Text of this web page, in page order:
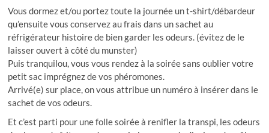
Vous dormez et/ou portez toute la journée un t-shirt/débardeur
qu’ensuite vous conservez au frais dans un sachet au
réfrigérateur histoire de bien garder les odeurs. (évitez de le
laisser ouvert à côté du munster)
Puis tranquilou, vous vous rendez à la soirée sans oublier votre
petit sac imprégnez de vos phéromones.
Arrivé(e) sur place, on vous attribue un numéro à insérer dans le
sachet de vos odeurs.
Et c’est parti pour une folle soirée à renifler la transpi, les odeurs